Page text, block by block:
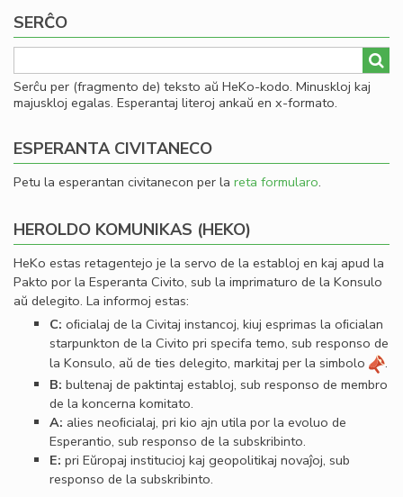
SERĈO
Serĉu per (fragmento de) teksto aŭ HeKo-kodo. Minuskloj kaj
majuskloj egalas. Esperantaj literoj ankaŭ en x-formato.
ESPERANTA CIVITANECO
Petu la esperantan civitanecon per la reta formularo.
HEROLDO KOMUNIKAS (HEKO)
HeKo estas retagentejo je la servo de la establoj en kaj apud la
Pakto por la Esperanta Civito, sub la imprimaturo de la Konsulo
aŭ delegito. La informoj estas:
C: oﬁcialaj de la Civitaj instancoj, kiuj esprimas la oﬁcialan
starpunkton de la Civito pri specifa temo, sub responso de
la Konsulo, aŭ de ties delegito, markitaj per la simbolo
.
B: bultenaj de paktintaj establoj, sub responso de membro
de la koncerna komitato.
A: alies neoﬁcialaj, pri kio ajn utila por la evoluo de
Esperantio, sub responso de la subskribinto.
E: pri Eŭropaj institucioj kaj geopolitikaj novaĵoj, sub
responso de la subskribinto.